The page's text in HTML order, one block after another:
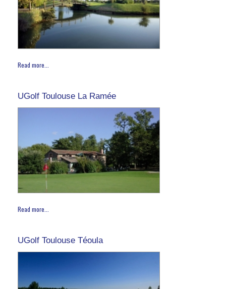
Read more...
UGolf Toulouse La Ramée
Read more...
UGolf Toulouse Téoula